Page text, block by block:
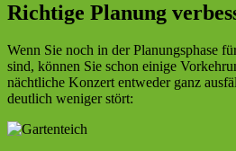
Richtige Planung
Wenn Sie noch in der Planungsphase
sind, können Sie schon einige
nächtliche Konzert entweder ganz
deutlich weniger stört: